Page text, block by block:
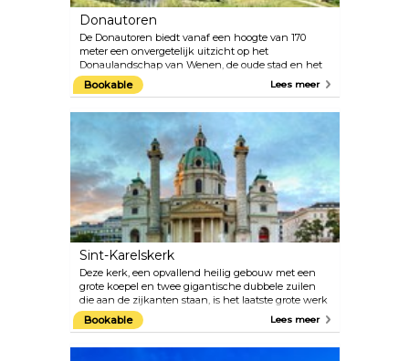
Donautoren
De Donautoren biedt vanaf een hoogte van 170
meter een onvergetelijk uitzicht op het
Donaulandschap van Wenen, de oude stad en het
Weense Woud. De twee snelliften brengen
bezoekers in slechts 35 seconden naar het
De Donautoren werd in 1964 gebouwd voor het
Vienna International Garden Festival. Grote weiden,
uitgestrekte joggingpaden, speelplaatsen voor
kinderen en bloembedden bieden bezoekers een
ontspannende ruimte.
Bookable Lees meer
Sint-Karelskerk
Deze kerk, een opvallend heilig gebouw met een
grote koepel en twee gigantische dubbele zuilen
die aan de zijkanten staan, is het laatste grote werk
van de barokke stadsarchitect Johann Bernhard
Fischer von Erlach. De Karlskirche is een
Bookable Lees meer